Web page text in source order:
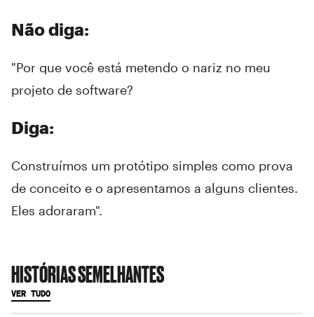
Não diga:
"Por que você está metendo o nariz no meu
projeto de software?
Diga:
Construímos um protótipo simples como prova
de conceito e o apresentamos a alguns clientes.
Eles adoraram".
HISTÓRIAS SEMELHANTES
VER TUDO